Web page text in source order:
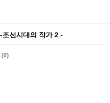
조선시대의 작가 2 -
(0)